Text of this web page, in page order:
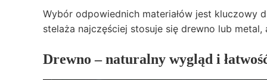
Wybór odpowiednich materiałów jest kluczowy
stelaża najczęściej stosuje się drewno lub
Drewno – naturalny wygląd i